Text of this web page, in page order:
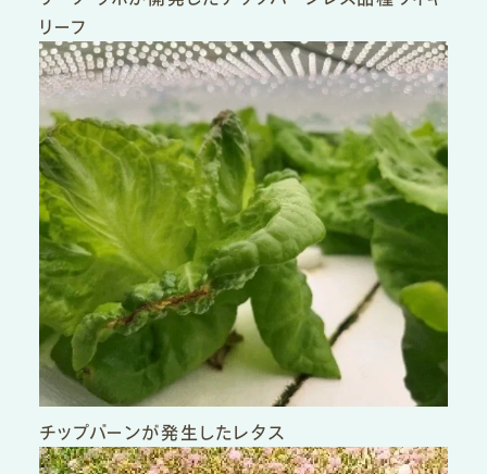
リーフ
チップバーンが発生したレタス